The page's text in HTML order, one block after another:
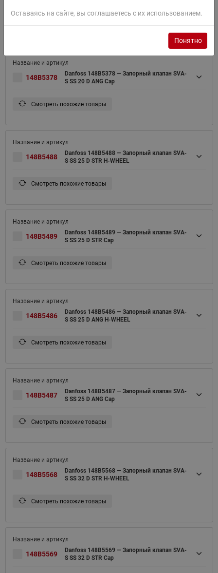
Смотреть похожие товары
148B5378
Danfoss 148B5378 — Запорный клапан SVA-
S SS 20 D ANG Cap
Смотреть похожие товары
148B5488
Danfoss 148B5488 — Запорный клапан SVA-
S SS 25 D STR H-WHEEL
Смотреть похожие товары
148B5489
Danfoss 148B5489 — Запорный клапан SVA-
S SS 25 D STR Cap
Смотреть похожие товары
148B5486
Danfoss 148B5486 — Запорный клапан SVA-
S SS 25 D ANG H-WHEEL
Смотреть похожие товары
148B5487
Danfoss 148B5487 — Запорный клапан SVA-
S SS 25 D ANG Cap
Смотреть похожие товары
148B5568
Danfoss 148B5568 — Запорный клапан SVA-
S SS 32 D STR H-WHEEL
Смотреть похожие товары
148B5569
Danfoss 148B5569 — Запорный клапан SVA-
S SS 32 D STR Cap
Оставаясь на сайте, вы соглашаетесь с их использованием.
Понятно